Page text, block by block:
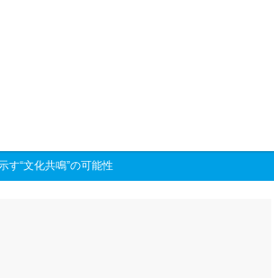
す“文化共鳴”の可能性